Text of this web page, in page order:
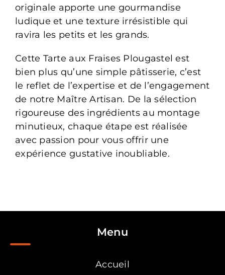
originale apporte une gourmandise
ludique et une texture irrésistible qui
ravira les petits et les grands.
Cette Tarte aux Fraises Plougastel est
bien plus qu’une simple pâtisserie, c’est
le reflet de l’expertise et de l’engagement
de notre Maître Artisan. De la sélection
rigoureuse des ingrédients au montage
minutieux, chaque étape est réalisée
avec passion pour vous offrir une
expérience gustative inoubliable.
Menu
Accueil